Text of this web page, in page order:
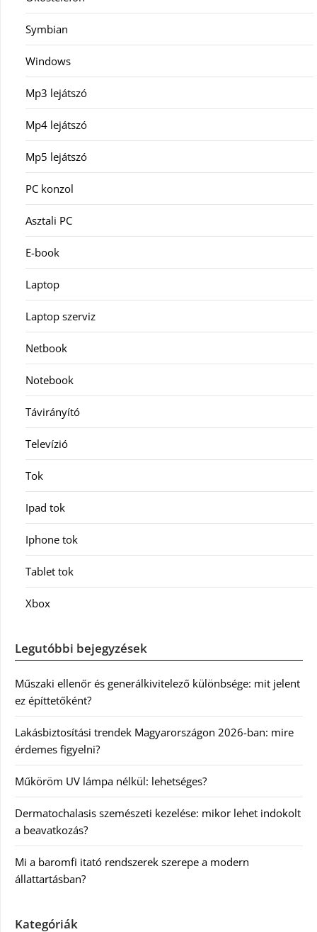
Symbian
Windows
Mp3 lejátszó
Mp4 lejátszó
Mp5 lejátszó
PC konzol
Asztali PC
E-book
Laptop
Laptop szerviz
Netbook
Notebook
Távirányító
Televízió
Tok
Ipad tok
Iphone tok
Tablet tok
Xbox
Legutóbbi bejegyzések
Műszaki ellenőr és generálkivitelező különbsége: mit jelent
ez építtetőként?
Lakásbiztosítási trendek Magyarországon 2026-ban: mire
érdemes figyelni?
Műköröm UV lámpa nélkül: lehetséges?
Dermatochalasis szemészeti kezelése: mikor lehet indokolt
a beavatkozás?
Mi a baromfi itató rendszerek szerepe a modern
állattartásban?
Kategóriák